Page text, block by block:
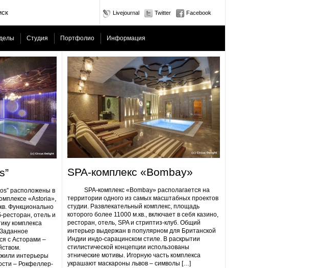
Livejournal Twitter Facebook
Студия Портфолио Информация
расположены в
«Astoria»,
Функционально
ресторан, отель и
комплекса
с Асторами –
интерьеры
– Рокфеллер-
SPA-комплекс «Bombay»
SPA-комплекс «Bombay» располагается на
территории одного из самых масштабных проектов
студии. Развлекательный комплекс, площадь
которого более 11000 м.кв., включает в себя казино,
ресторан, отель, SPA и стриптиз-клуб. Общий
интерьер выдержан в популярном для Британской
Индии индо-сарацинском стиле. В раскрытии
стилистической концепции использованы
этнические мотивы. Игорную часть комплекса
украшают маскароны львов – символы […]